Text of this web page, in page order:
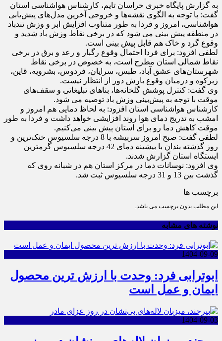
به گزارش پایگاه خبری خراسان تایم، کارشناس هواشناسی استان
گفت: با توجه به الگوی نقشه‌ها و خروجی آخرین مدل‌های پیش‌یابی
هواشناسی، امروز و فردا به طور متناوب افزایش ابر و وزش تندباد
در منطقه پیش بینی می شود که در برخی نقاط وزش باد شدید و
وقوع گرد و خاک هم قابل پیش بینی است.
لطفی افزود: برای فردا احتمال وقوع رگبار و رعد و برق در برخی
نقاط شمالی استان مطرح است، به خصوص در برخی نقاط
شهرستان‌های عشق آباد، طبس، سرایان، فردوس، بشرویه، قاین،
زیرکوه و درمیان وقوع بارش دور از انتظار نیست.
وی گفت: کنترل پوشش گلخانه‌ها، بناهای تبلیغاتی و سقف‌های
موقت با توجه به پیش‌بینی وزش باد توصیه می‌ شود.
کارشناس هواشناسی استان افزود: به لحاظ دمایی هم امروز و
امشب به تدریج دمای هوا روند افزایشی خواهد داشت و فردا به طور
موقت کاهش دما رو برای استان پیش بینی می‌کنیم.
لطفی گفت: صبح امروز سربیشه با 8 درجه سلسیوس خنک‌ترین و
روز گذشته بندان با بیشینه دمای 42 درجه سلسیوس گرمترین
ایستگاه استان گزارش شدند.
وی افزود: نوسانات دما در مرکز استان هم در شبانه روی که
گذشت بین 13 و 31 درجه سلسیوس ثبت شد.
برچسب ها
این مطلب بدون برچسب می باشد.
نوشته های مشابه
1404-09-09
ابوترابی فرد: وحدت با ارزش ترین محصول
ایمان و عمل است
1404-09-03